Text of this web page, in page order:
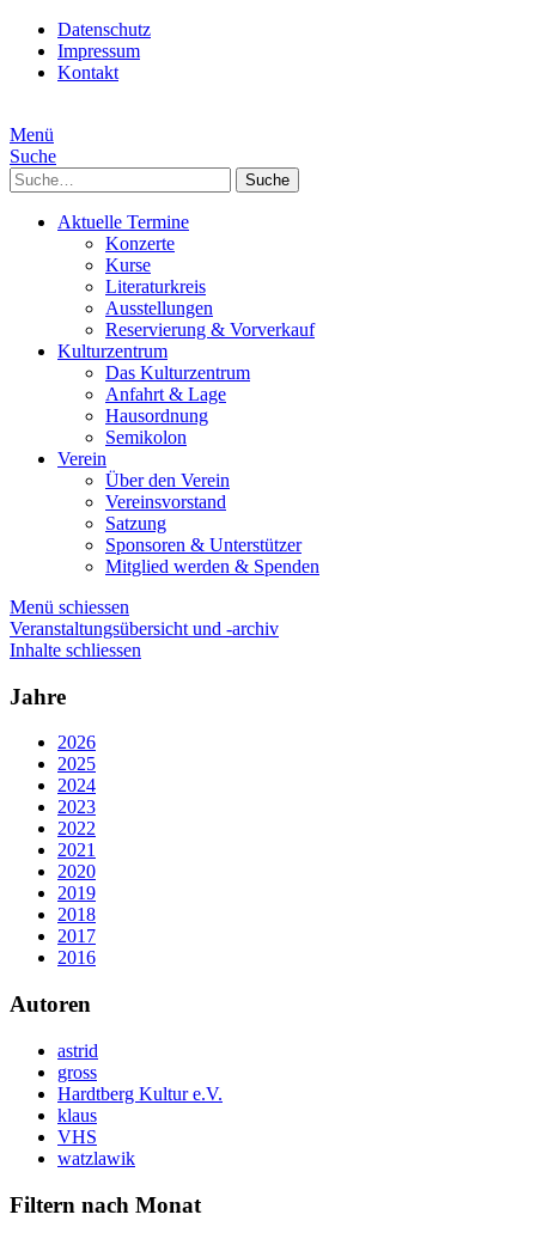
Datenschutz
Impressum
Kontakt
Menü
Suche
Suche
Aktuelle Termine
Konzerte
Kurse
Literaturkreis
Ausstellungen
Reservierung & Vorverkauf
Kulturzentrum
Das Kulturzentrum
Anfahrt & Lage
Hausordnung
Semikolon
Verein
Über den Verein
Vereinsvorstand
Satzung
Sponsoren & Unterstützer
Mitglied werden & Spenden
Menü schiessen
Veranstaltungsübersicht und -archiv
Inhalte schliessen
Jahre
2026
2025
2024
2023
2022
2021
2020
2019
2018
2017
2016
Autoren
astrid
gross
Hardtberg Kultur e.V.
klaus
VHS
watzlawik
Filtern nach Monat